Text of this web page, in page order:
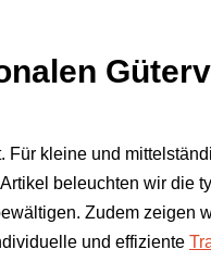
kleine und
beleuchten wir die
Zudem zeigen
und effiziente